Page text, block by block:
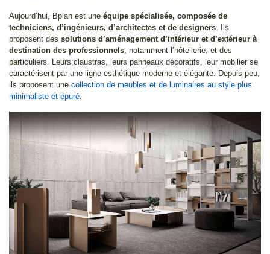
Aujourd’hui, Bplan est une équipe spécialisée, composée de
techniciens, d’ingénieurs, d’architectes et de designers . Ils
proposent des solutions d’aménagement d’intérieur et d’extérieur à
destination des professionnels , notamment l’hôtellerie, et des
particuliers. Leurs claustras, leurs panneaux décoratifs, leur mobilier se
caractérisent par une ligne esthétique moderne et élégante. Depuis peu,
ils proposent une collection de meubles et de luminaires au style plus
minimaliste et épuré